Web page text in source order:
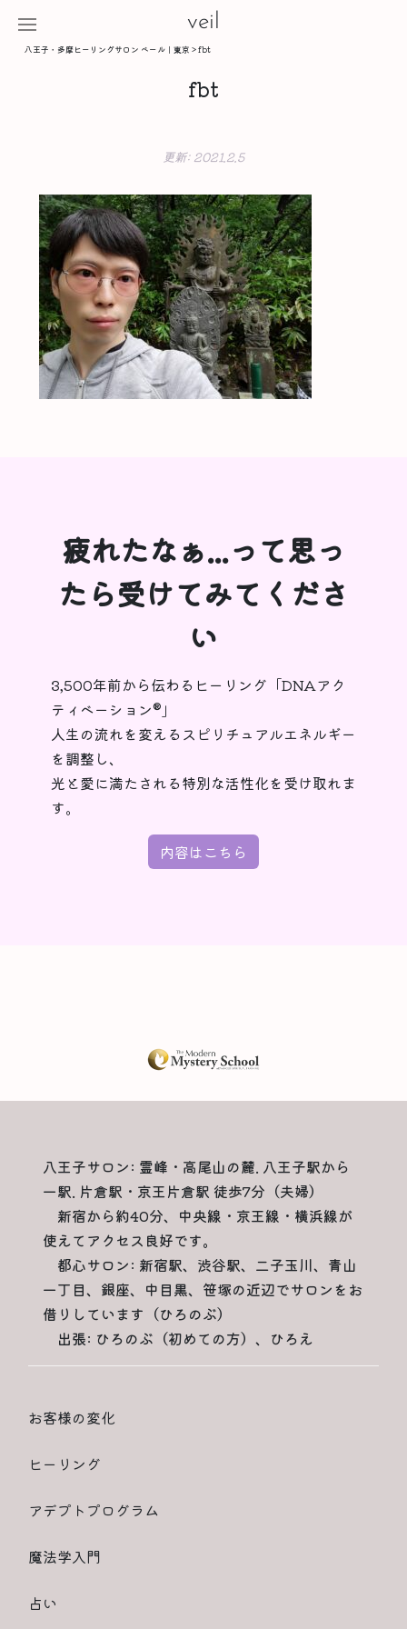
veil
八王子・多摩ヒーリングサロン ベール｜東京 >fbt
fbt
更新: 2021.2.5
疲れたなぁ...って思っ
たら受けてみてくださ
い
3,500年前から伝わるヒーリング「DNAアク
ティベーション®︎」
人生の流れを変えるスピリチュアルエネルギー
を調整し、
光と愛に満たされる特別な活性化を受け取れま
す。
内容はこちら
八王子サロン: 霊峰・高尾山の麓. 八王子駅から
一駅. 片倉駅・京王片倉駅 徒歩7分（夫婦）
新宿から約40分、中央線・京王線・横浜線が
使えてアクセス良好です。
都心サロン: 新宿駅、渋谷駅、二子玉川、青山
一丁目、銀座、中目黒、笹塚の近辺でサロンをお
借りしています（ひろのぶ）
出張: ひろのぶ（初めての方）、ひろえ
お客様の変化
ヒーリング
アデプトプログラム
魔法学入門
占い